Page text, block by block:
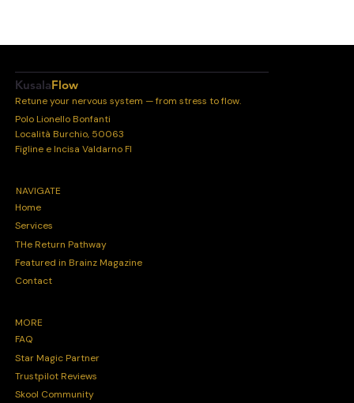
KusalaFlow
Retune your nervous system — from stress to flow.
Polo Lionello Bonfanti
Località Burchio, 50063
Figline e Incisa Valdarno FI
NAVIGATE
Home
Services
THe Return Pathway
Featured in Brainz Magazine
Contact
MORE
FAQ
Star Magic Partner
Trustpilot Reviews
Skool Community